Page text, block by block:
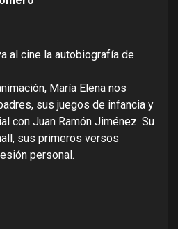
al cine la autobiografía de
María Elena nos
sus juegos de infancia y
con Juan Ramón Jiménez. Su
sus primeros versos
personal.